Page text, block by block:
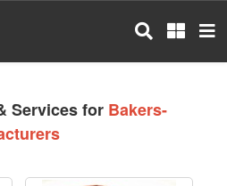
Services for Bakers-